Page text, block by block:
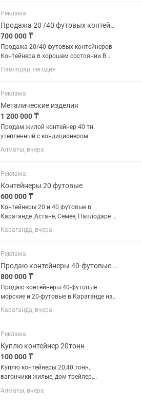
Реклама
Продажа 20 /40 футовых контейнеров
700 000 ₸
Продажа 20/40 футовых контейнеров
Контейнера в хорошем состоянии В
наличие Погрузка бесплатно Доставка
договорная Оплата наличными
Павлодар, сегодня
Реклама
Металические изделия
1 200 000 ₸
Продам жилой контейнер 40 тн
утепленный с кондиционером
Алматы, вчера
Реклама
Контейнеры 20 футовые
600 000 ₸
Контейнеры 20 и 40 футовые в
Караганде ,Астане, Семее, Павлодаре и
других городах в отличном состоянии.
Возможна доставка. Форма оплаты
сдаются в аренду утепленные...
Караганда, вчера
Реклама
Продаю контейнеры 40-футовые морские в Караганде, Астане, Усть-Каменогорске
800 000 ₸
Продаю контейнеры 40-футовые
морские и 20-футовые в Караганде на
выбор с погрузкой возможна доставка
до вашего места цена от тенге. В
выпуска-1,5 млн. (состояние...
Караганда, вчера
Реклама
Куплю контейнер 20тонн
100 000 ₸
Куплю контейнеры 20,40 тонн,
вагончики жилые, дом трейлер,
состоянии, вывоз 24/7
Алматы, вчера